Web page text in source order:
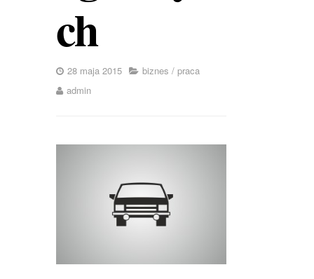
ch
28 maja 2015 biznes / praca
admin